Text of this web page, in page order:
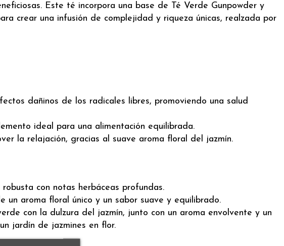
Este té incorpora una base de Té Verde Gunpowder y
crear una infusión de complejidad y riqueza únicas, realzada por
dañinos de los radicales libres, promoviendo una salud
ideal para una alimentación equilibrada.
la relajación, gracias al suave aroma floral del jazmín.
con notas herbáceas profundas.
aroma floral único y un sabor suave y equilibrado.
con la dulzura del jazmín, junto con un aroma envolvente y un
jardín de jazmines en flor.